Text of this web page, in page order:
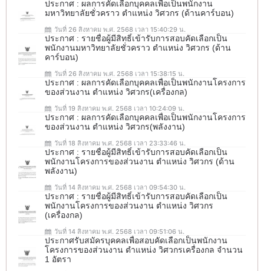
ประกาศ : ผลการคัดเลือกบุคคลเพื่อเป็นพนักงาน
มหาวิทยาลัยชั่วคราว ตำแหน่ง วิศวกร (ด้านคาร์บอน)
วันที่ 26 สิงหาคม พ.ศ. 2568 เวลา 15:40:29 น.
ประกาศ : รายชื่อผู้มีสิทธิ์เข้ารับการสอบคัดเลือกเป็น
พนักงานมหาวิทยาลัยชั่วคราว ตำแหน่ง วิศวกร (ด้าน
คาร์บอน)
วันที่ 26 สิงหาคม พ.ศ. 2568 เวลา 15:38:15 น.
ประกาศ : ผลการคัดเลือกบุคคลเพื่อเป็นพนักงานโครงการ
ของส่วนงาน ตำแหน่ง วิศวกร(เครื่องกล)
วันที่ 19 สิงหาคม พ.ศ. 2568 เวลา 10:24:09 น.
ประกาศ : ผลการคัดเลือกบุคคลเพื่อเป็นพนักงานโครงการ
ของส่วนงาน ตำแหน่ง วิศวกร(พลังงาน)
วันที่ 18 สิงหาคม พ.ศ. 2568 เวลา 23:33:46 น.
ประกาศ : รายชื่อผู้มีสิทธิ์เข้ารับการสอบคัดเลือกเป็น
พนักงานโครงการของส่วนงาน ตำแหน่ง วิศวกร (ด้าน
พลังงาน)
วันที่ 14 สิงหาคม พ.ศ. 2568 เวลา 09:54:30 น.
ประกาศ : รายชื่อผู้มีสิทธิ์เข้ารับการสอบคัดเลือกเป็น
พนักงานโครงการของส่วนงาน ตำแหน่ง วิศวกร
(เครื่องกล)
วันที่ 14 สิงหาคม พ.ศ. 2568 เวลา 09:51:06 น.
ประกาศรับสมัครบุคคลเพื่อสอบคัดเลือกเป็นพนักงาน
โครงการของส่วนงาน ตำแหน่ง วิศวกรเครื่องกล จำนวน
1 อัตรา